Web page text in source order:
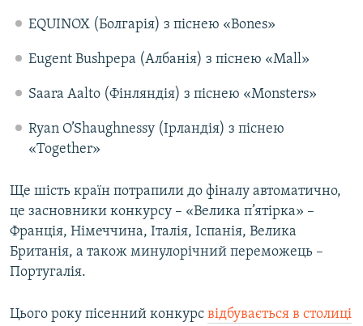
EQUINOX (Болгарія) з піснею «Bones»
Eugent Bushpepa (Албанія) з піснею «Mall»
Saara Aalto (Фінляндія) з піснею «Monsters»
Ryan O’Shaughnessy (Ірландія) з піснею
«Together»
Ще шість країн потрапили до фіналу автоматично,
це засновники конкурсу – «Велика п’ятірка» –
Франція, Німеччина, Італія, Іспанія, Велика
Британія, а також минулорічний переможець –
Португалія.
Цього року пісенний конкурс відбувається в столиці